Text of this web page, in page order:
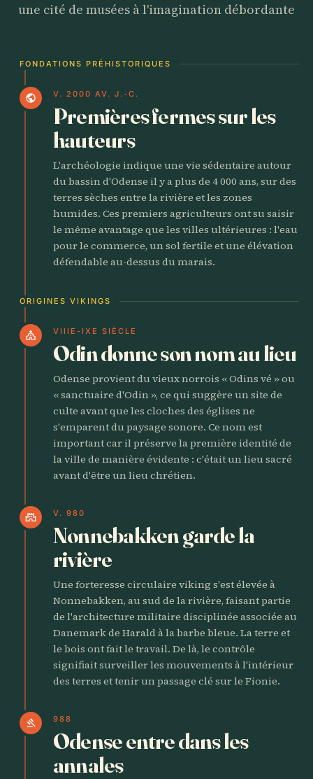
une cité de musées à l'imagination débordante
FONDATIONS PRÉHISTORIQUES
public V. 2000 AV. J.-C.
Premières fermes sur les
hauteurs
L'archéologie indique une vie sédentaire autour
du bassin d'Odense il y a plus de 4 000 ans, sur des
terres sèches entre la rivière et les zones
humides. Ces premiers agriculteurs ont su saisir
le même avantage que les villes ultérieures : l'eau
pour le commerce, un sol fertile et une élévation
défendable au-dessus du marais.
ORIGINES VIKINGS
church VIIIE-IXE SIÈCLE
Odin donne son nom au lieu
Odense provient du vieux norrois « Odins vé » ou
« sanctuaire d'Odin », ce qui suggère un site de
culte avant que les cloches des églises ne
s'emparent du paysage sonore. Ce nom est
important car il préserve la première identité de
la ville de manière évidente : c'était un lieu sacré
avant d'être un lieu chrétien.
castle V. 980
Nonnebakken garde la
rivière
Une forteresse circulaire viking s'est élevée à
Nonnebakken, au sud de la rivière, faisant partie
de l'architecture militaire disciplinée associée au
Danemark de Harald à la barbe bleue. La terre et
le bois ont fait le travail. De là, le contrôle
signifiait surveiller les mouvements à l'intérieur
des terres et tenir un passage clé sur le Fionie.
gavel 988
Odense entre dans les
annales